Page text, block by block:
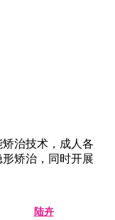
治技术，成人各
矫治，同时开展
陆卉